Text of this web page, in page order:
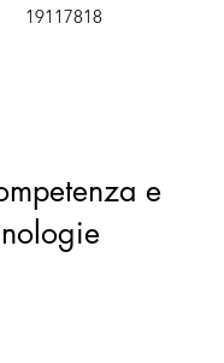
19117818
e